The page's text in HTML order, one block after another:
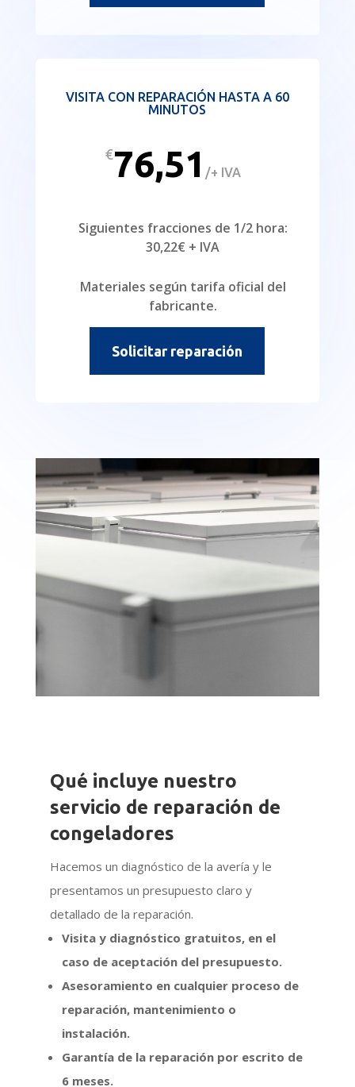
VISITA CON REPARACIÓN HASTA A 60
MINUTOS
€76,51 /+ IVA
Siguientes fracciones de 1/2 hora:
30,22€ + IVA
Materiales según tarifa oficial del
fabricante.
Solicitar reparación
Qué incluye nuestro
servicio de reparación de
congeladores
Hacemos un diagnóstico de la avería y le
presentamos un presupuesto claro y
detallado de la reparación.
Visita y diagnóstico gratuitos, en el
caso de aceptación del presupuesto.
Asesoramiento en cualquier proceso de
reparación, mantenimiento o
instalación.
Garantía de la reparación por escrito de
6 meses.